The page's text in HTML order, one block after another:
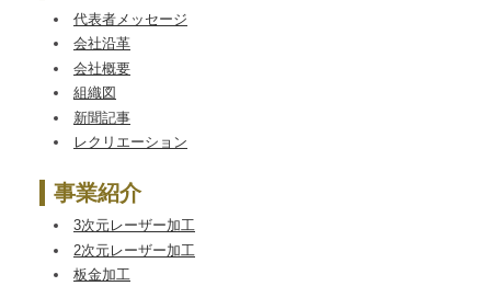
代表者メッセージ
会社沿革
会社概要
組織図
新聞記事
レクリエーション
事業紹介
3次元レーザー加工
2次元レーザー加工
板金加工